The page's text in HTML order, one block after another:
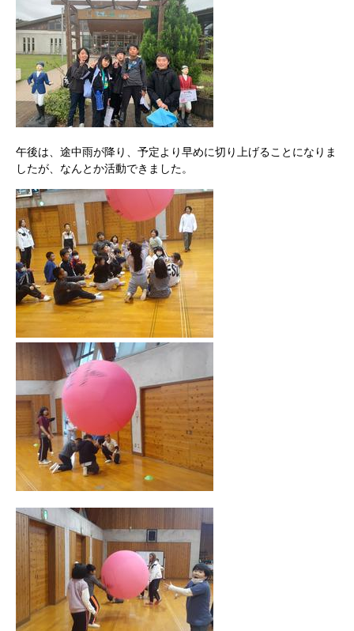
午後は、途中雨が降り、予定より早めに切り上げることになりま
したが、なんとか活動できました。